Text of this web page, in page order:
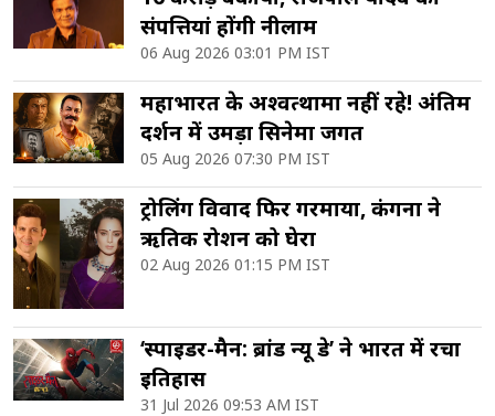
संपत्तियां होंगी नीलाम
06 Aug 2026 03:01 PM IST
महाभारत के अश्वत्थामा नहीं रहे! अंतिम
दर्शन में उमड़ा सिनेमा जगत
05 Aug 2026 07:30 PM IST
ट्रोलिंग विवाद फिर गरमाया, कंगना ने
ऋतिक रोशन को घेरा
02 Aug 2026 01:15 PM IST
‘स्पाइडर-मैन: ब्रांड न्यू डे’ ने भारत में रचा
इतिहास
31 Jul 2026 09:53 AM IST